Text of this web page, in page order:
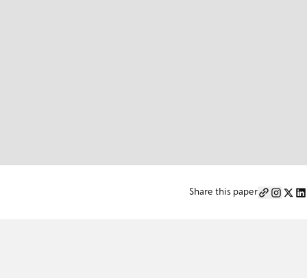
Share this paper